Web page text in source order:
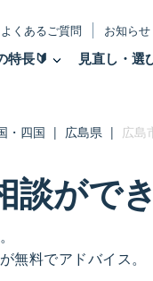
よくあるご質問 お知らせ
特長🔰 見直し・選
・四国 | 広島県 | 広島
談がで
無料でアドバイス。